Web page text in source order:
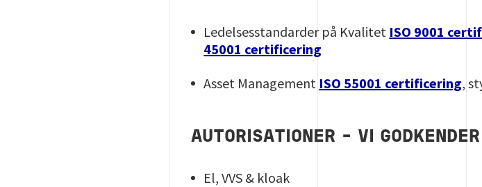
Ledelsesstandarder på Kvalitet ISO 9001
45001 certificering
Asset Management ISO 55001 certificering,
AUTORISATIONER – VI
El, VVS & kloak